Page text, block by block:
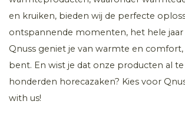
en kruiken, bieden wij de perfecte
ontspannende momenten, het hele
Qnuss geniet je van warmte en
bent. En wist je dat onze producten al
honderden horecazaken? Kies voor
with us!